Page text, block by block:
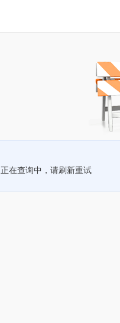
正在查询中，请刷新重试